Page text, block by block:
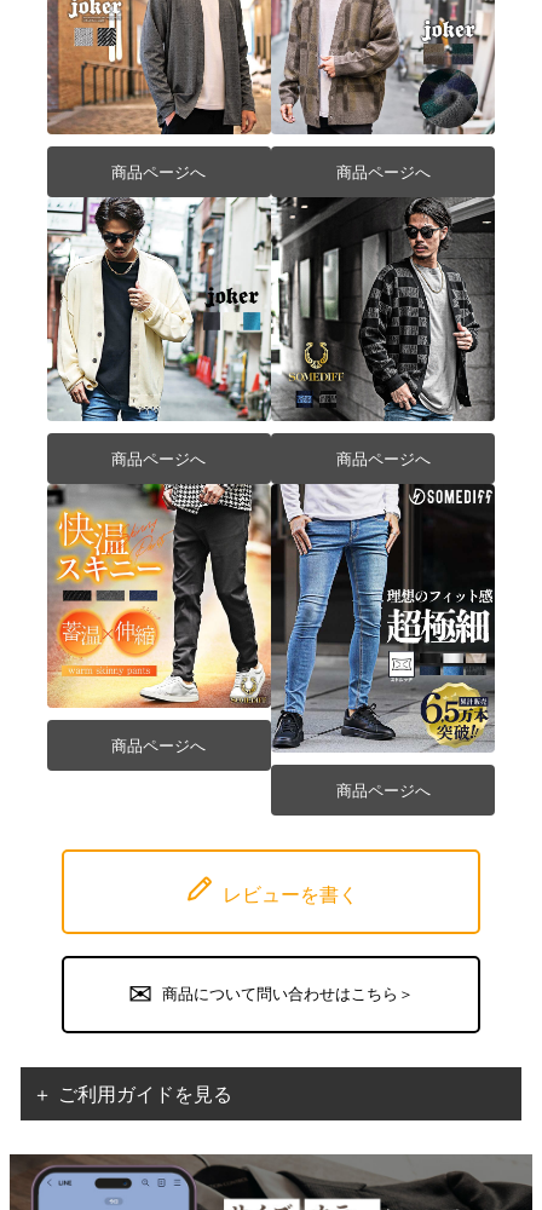
商品ページへ 商品ページへ
商品ページへ 商品ページへ
商品ページへ
商品ページへ
レビューを書く
商品について問い合わせはこちら＞
＋ ご利用ガイドを見る